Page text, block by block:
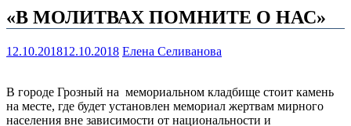
«В МОЛИТВАХ ПОМНИТЕ О НАС»
12.10.201812.10.2018 Елена Селиванова
В городе Грозный на мемориальном кладбище стоит камень
на месте, где будет установлен мемориал жертвам мирного
населения вне зависимости от национальности и